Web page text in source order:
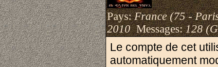
Pays:France (75 -
2010Messages:128
Le compte de cet
automatiquement